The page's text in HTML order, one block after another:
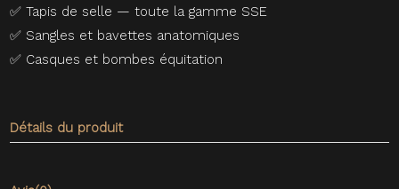
✅Tapis de selle — toute la gamme SSE
✅ Sangles et bavettes anatomiques
✅ Casques et bombes équitation
Détails du produit